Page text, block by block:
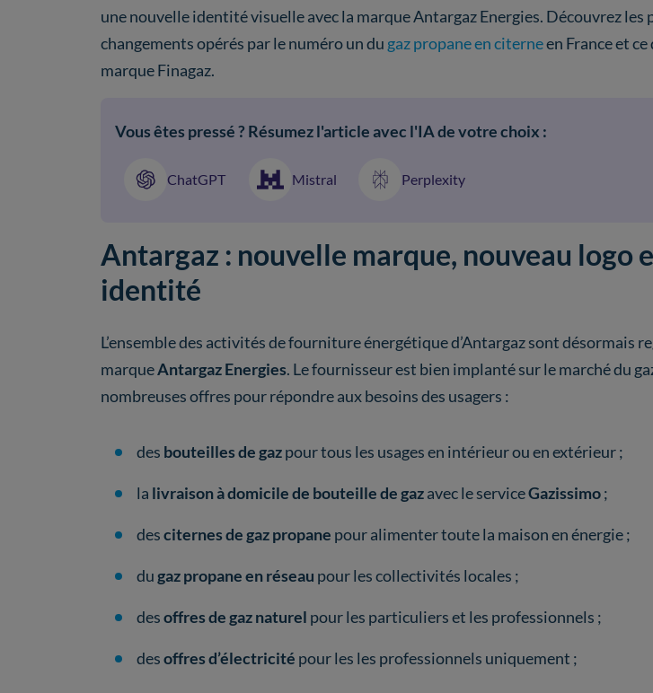
une nouvelle identité visuelle avec la marque Antargaz Energies. Découvrez les
changements opérés par le numéro un du gaz propane en citerneen France et
marque Finagaz.
Vous êtes pressé ? Résumez l'article avec l'IA de votre choix :
ChatGPT Mistral Perplexity
Antargaz : nouvelle marque, nouveau logo
identité
L’ensemble des activités de fourniture énergétique d’Antargaz sont désormais
marqueAntargaz Energies. Le fournisseur est bien implanté sur le marché du
nombreuses offres pour répondre aux besoins des usagers :
des bouteilles de gazpour tous les usages en intérieur ou en extérieur ;
la livraison à domicile de bouteille de gazavec le serviceGazissimo;
desciternes de gaz propane pour alimenter toute la maison en énergie ;
dugaz propane en réseau pour les collectivités locales ;
desoffres de gaz naturel pour les particuliers et les professionnels ;
desoffres d’électricité pour les les professionnels uniquement ;